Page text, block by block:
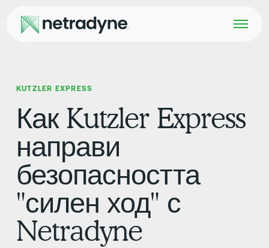
KUTZLER EXPRESS
Как Kutzler Express
направи
безопасността
"силен ход" с
Netradyne